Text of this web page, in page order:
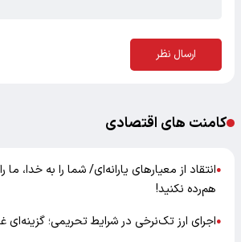
ارسال نظر
کامنت های اقتصادی
●انتقاد از معیارهای یارانه‌ای/ شما را به خدا، ما
هم‌رده نکنید!
●اجرای ارز تک‌نرخی در شرایط تحریمی؛ گزینه‌ای